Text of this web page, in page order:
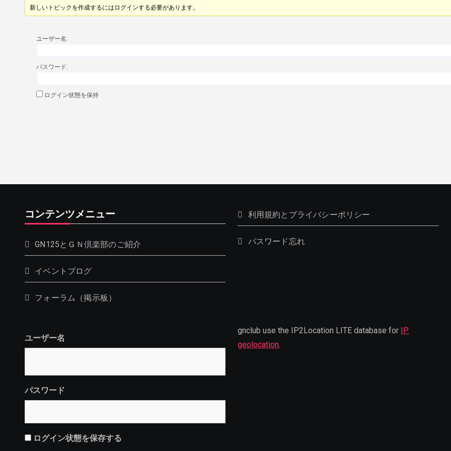
新しいトピックを作成するにはログインする必要があります。
ユーザー名:
パスワード:
ログイン状態を保持
コンテンツメニュー
GN125とＧＮ倶楽部のご紹介
イベントブログ
フォーラム（掲示板）
利用規約とプライバシーポリシー
パスワード忘れ
ユーザー名
パスワード
ログイン状態を保存する
gnclub use the IP2Location LITE database for IP
geolocation.